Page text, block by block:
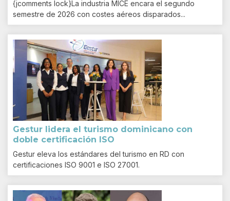
{jcomments lock}La industria MICE encara el segundo
semestre de 2026 con costes aéreos disparados...
Gestur lidera el turismo dominicano con
doble certificación ISO
Gestur eleva los estándares del turismo en RD con
certificaciones ISO 9001 e ISO 27001.